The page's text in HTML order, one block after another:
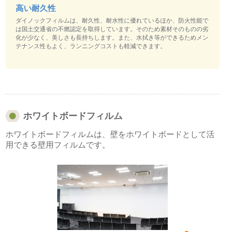
高い耐久性
ダイノックフィルムは、耐久性、耐水性に優れているほか、防火性能で
は国土交通省の不燃認定を取得しています。そのため素材そのものの劣
化が少なく、美しさも長持ちします。また、水拭き等ができるためメン
テナンス性もよく、ランニングコストも軽減できます。
ホワイトボードフィルム
ホワイトボードフィルムは、壁をホワイトボードとして活
用できる壁用フィルムです。